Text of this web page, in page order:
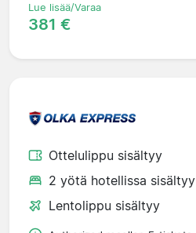
Lue lisää/Varaa
381 €
Ottelulippu sisältyy
2 yötä hotellissa sisältyy
Lentolippu sisältyy